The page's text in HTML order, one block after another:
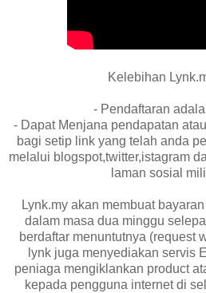
Kelebihan
- Pendaftaran
- Dapat Menjana pendapatan
bagi setip link yang telah anda
melalui blogspot,twitter,istagram
laman sosial
Lynk.my akan membuat
dalam masa dua minggu
berdaftar menuntutnya (request
lynk juga menyediakan servis
peniaga mengiklankan product
kepada pengguna internet di